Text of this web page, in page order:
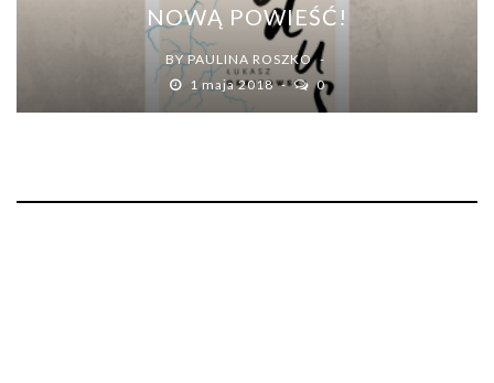
NOWĄ POWIEŚĆ!
BYPAULINA ROSZKO
1 maja 2018
0